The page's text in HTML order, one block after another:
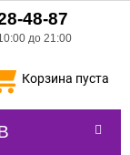
48-87
до 21:00
Корзина пуста